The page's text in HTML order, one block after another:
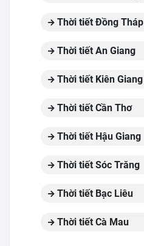
Thời tiết Đồng Tháp
Thời tiết An Giang
Thời tiết Kiên Giang
Thời tiết Cần Thơ
Thời tiết Hậu Giang
Thời tiết Sóc Trăng
Thời tiết Bạc Liêu
Thời tiết Cà Mau